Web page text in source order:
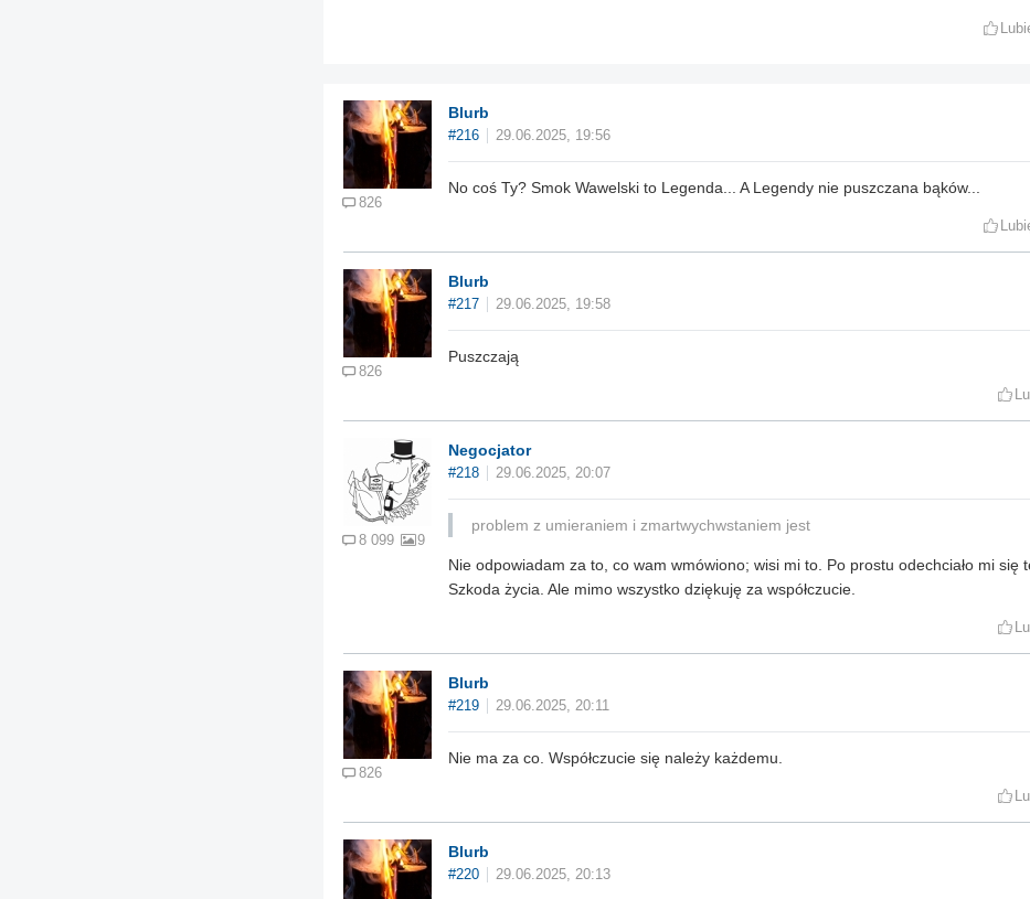
826
Blurb
#216 29.06.2025, 19:56
No coś Ty? Smok Wawelski to Legenda... A Legendy nie puszczana bąków...
826
Blurb
#217 29.06.2025, 19:58
Puszczają
8 099 9
Negocjator
#218 29.06.2025, 20:07
problem z umieraniem i zmartwychwstaniem jest
Nie odpowiadam za to, co wam wmówiono; wisi mi to. Po prostu odechciało mi się
Szkoda życia. Ale mimo wszystko dziękuję za współczucie.
826
Blurb
#219 29.06.2025, 20:11
Nie ma za co. Współczucie się należy każdemu.
Blurb
#220 29.06.2025, 20:13